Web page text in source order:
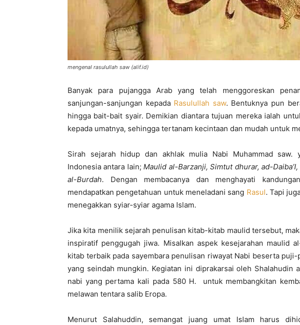
mengenal rasulullah saw (alif.id)
Banyak para pujangga Arab yang telah menggoreskan
sanjungan-sanjungan kepada Rasulullah saw. Bentuknya pun
hingga bait-bait syair. Demikian diantara tujuan mereka ialah
kepada umatnya, sehingga tertanam kecintaan dan mudah untuk
Sirah sejarah hidup dan akhlak mulia Nabi Muhammad saw.
Indonesia antara lain;Maulid al-Barzanji, Simtut dhurar, ad-Daiba’I,
al-Burdah. Dengan membacanya dan menghayati
mendapatkan pengetahuan untuk meneladani sang Rasul. Tapi
menegakkan syiar-syiar agama Islam.
Jika kita menilik sejarah penulisan kitab-kitab maulid tersebut,
inspiratif penggugah jiwa. Misalkan aspek kesejarahan maulid
kitab terbaik pada sayembara penulisan riwayat Nabi beserta
yang seindah mungkin. Kegiatan ini diprakarsai oleh Shalahudin
nabi yang pertama kali pada 580 H. untuk membangkitan
melawan tentara salib Eropa.
Menurut Salahuddin, semangat juang umat Islam harus